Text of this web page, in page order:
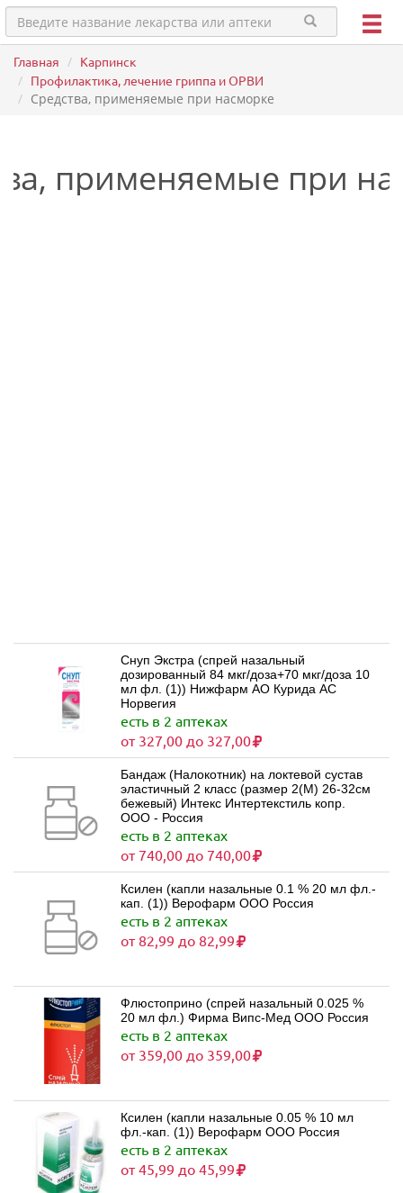
Главная
Карпинск
Профилактика, лечение гриппа и ОРВИ
Средства, применяемые при насморке
применяемые при
Снуп Экстра (спрей назальный
дозированный 84 мкг/доза+70 мкг/доза 10
мл фл. (1)) Нижфарм АО Курида АС
Норвегия
есть в 2 аптеках
от 327,00 до 327,00
Бандаж (Налокотник) на локтевой сустав
эластичный 2 класс (размер 2(M) 26-32см
бежевый) Интекс Интертекстиль копр.
ООО - Россия
есть в 2 аптеках
от 740,00 до 740,00
Ксилен (капли назальные 0.1 % 20 мл фл.-
кап. (1)) Верофарм ООО Россия
есть в 2 аптеках
от 82,99 до 82,99
Флюстоприно (спрей назальный 0.025 %
20 мл фл.) Фирма Випс-Мед ООО Россия
есть в 2 аптеках
от 359,00 до 359,00
Ксилен (капли назальные 0.05 % 10 мл
фл.-кап. (1)) Верофарм ООО Россия
есть в 2 аптеках
от 45,99 до 45,99